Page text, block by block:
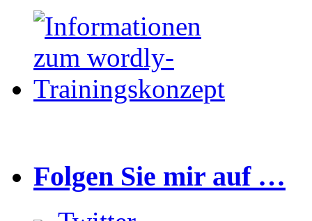
Folgen Sie mir auf …